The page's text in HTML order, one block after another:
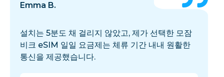
Emma B.
설치는 5분도 채 걸리지 않았고, 제가 선택한 모잠
비크 eSIM 일일 요금제는 체류 기간 내내 원활한
통신을 제공했습니다.